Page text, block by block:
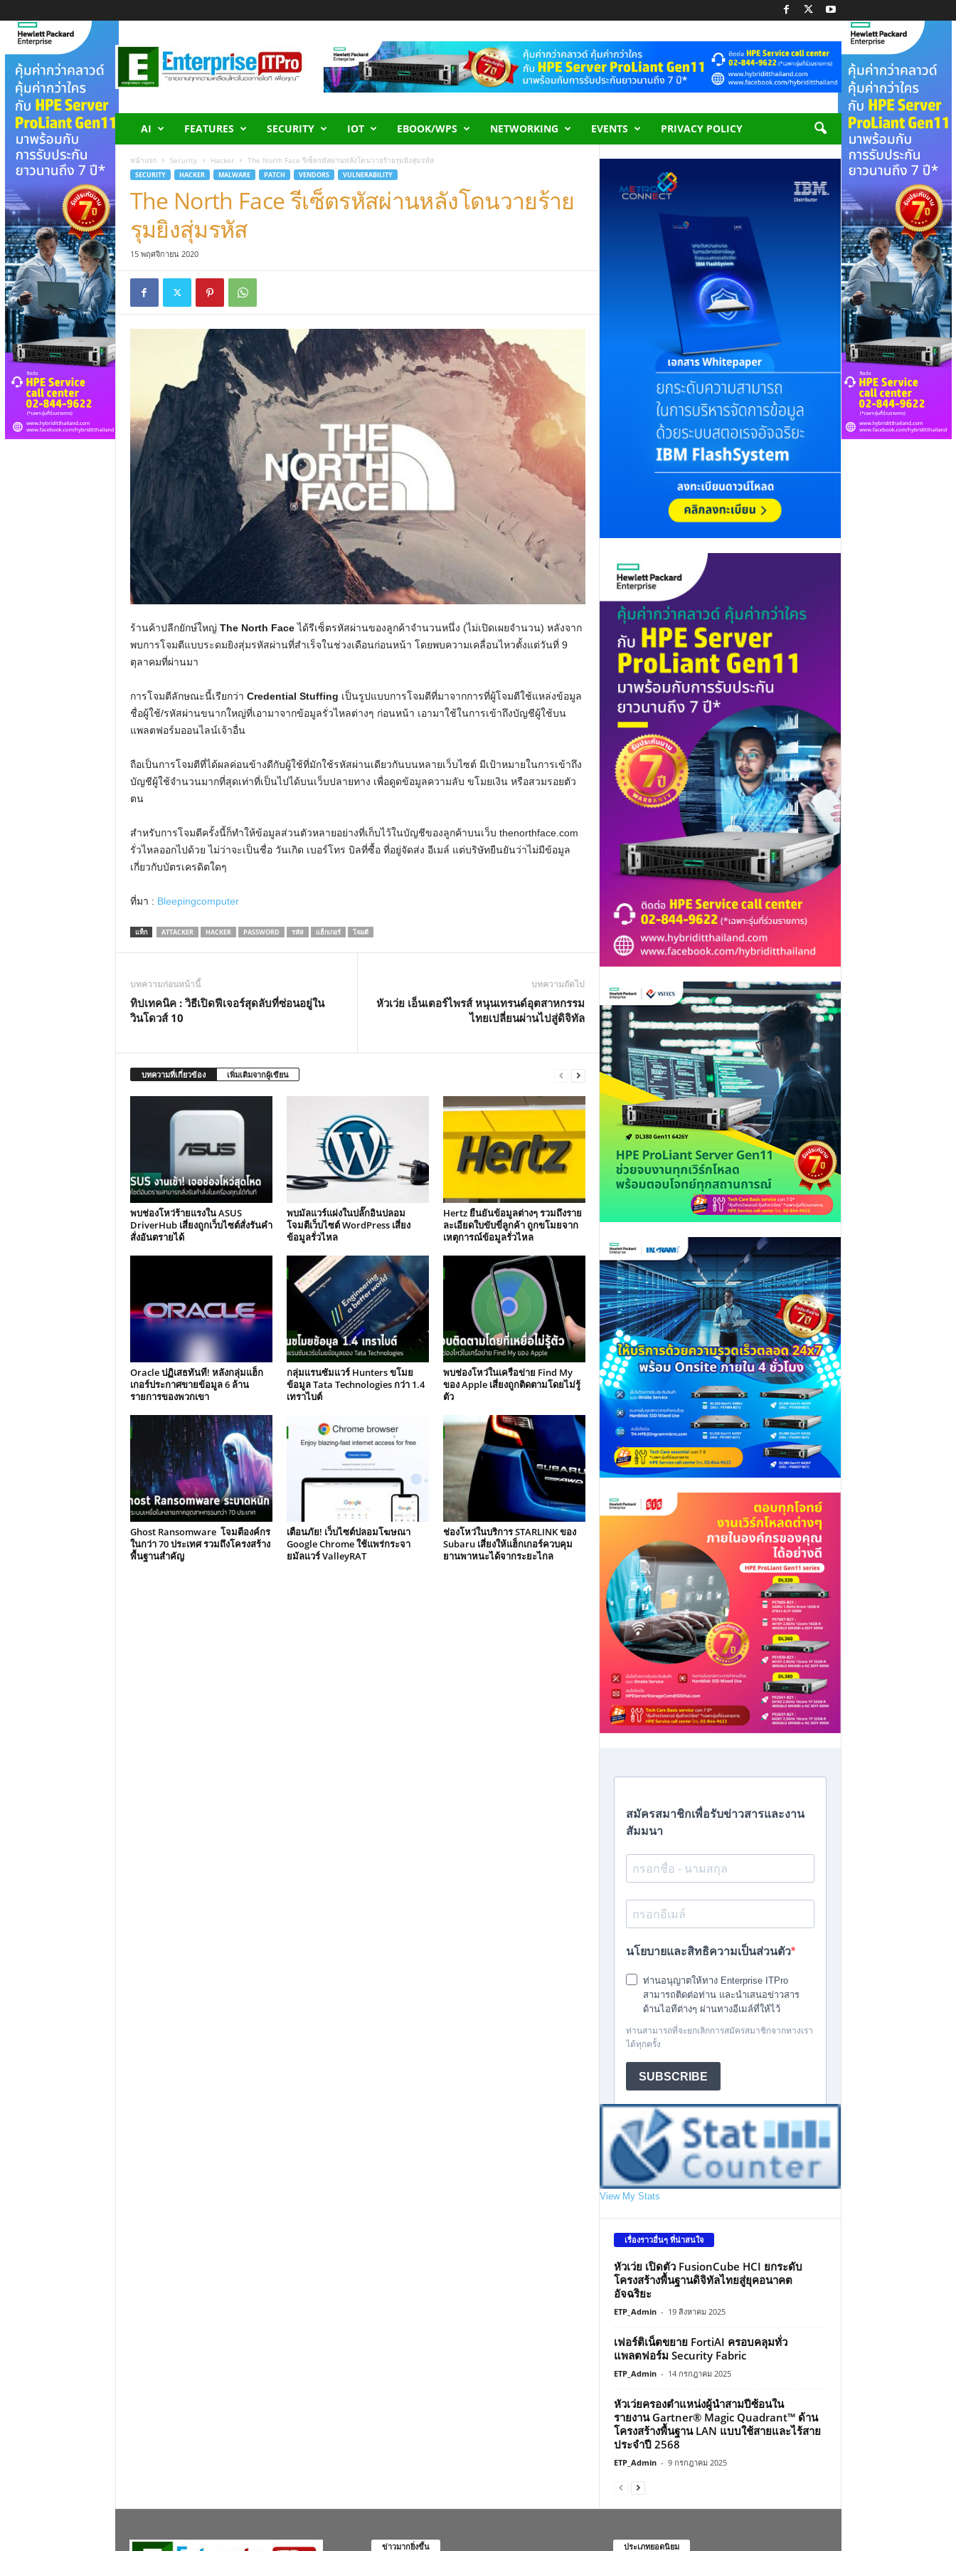
n
T
P
r
o
AI FEATURES SECURITY IOT EBOOK/WPS NETWORKING EVENTS PRIVACY POLICY
หน้าแรก Security Hacker The North Face รีเซ็ตรหัสผ่านหลังโดนวายร้ายรุมยิงสุ่มรหัส
SECURITY HACKER MALWARE PATCH VENDORS VULNERABILITY
The North Face รีเซ็ตรหัสผ่านหลังโดนวายร้าย
รุมยิงสุ่มรหัส
15 พฤศจิกายน 2020
ร้านค้าปลีกยักษ์ใหญ่ The North Faceได้รีเซ็ตรหัสผ่านของลูกค้าจำนวนหนึ่ง (ไม่เปิดเผยจำนวน) หลังจาก
พบการโจมตีแบบระดมยิงสุ่มรหัสผ่านที่สำเร็จในช่วงเดือนก่อนหน้า โดยพบความเคลื่อนไหวตั้งแต่วันที่ 9
ตุลาคมที่ผ่านมา
การโจมตีลักษณะนี้เรียกว่า Credential Stuffing เป็นรูปแบบการโจมตีที่มาจากการที่ผู้โจมตีใช้แหล่งข้อมูล
ชื่อผู้ใช้/รหัสผ่านขนากใหญ่ที่เอามาจากข้อมูลรั่วไหลต่างๆ ก่อนหน้า เอามาใช้ในการเข้าถึงบัญชีผู้ใช้บน
แพลตฟอร์มออนไลน์เจ้าอื่น
ถือเป็นการโจมตีที่ได้ผลค่อนข้างดีกับผู้ใช้ที่มักใช้รหัสผ่านเดียวกันบนหลายเว็บไซต์ มีเป้าหมายในการเข้าถึง
บัญชีผู้ใช้จำนวนมากที่สุดเท่าที่เป็นไปได้บนเว็บปลายทาง เพื่อดูดข้อมูลความลับ ขโมยเงิน หรือสวมรอยตัว
ตน
สำหรับการโจมตีครั้งนี้ก็ทำให้ข้อมูลส่วนตัวหลายอย่างที่เก็บไว้ในบัญชีของลูกค้าบนเว็บ thenorthface.com
รั่วไหลออกไปด้วย ไม่ว่าจะเป็นชื่อ วันเกิด เบอร์โทร บิลที่ซื้อ ที่อยู่จัดส่ง อีเมล์ แต่บริษัทยืนยันว่าไม่มีข้อมูล
เกี่ยวกับบัตรเครดิตใดๆ
ที่มา : Bleepingcomputer
แท็ก ATTACKER HACKER PASSWORD รหัส แฮ็กเกอร์ โจมตี
บทความก่อนหน้านี้
ทิปเทคนิค : วิธีเปิดฟีเจอร์สุดลับที่ซ่อนอยู่ใน
วินโดวส์ 10
บทความถัดไป
หัวเว่ย เอ็นเตอร์ไพรส์ หนุนเทรนด์อุตสาหกรรม
ไทยเปลี่ยนผ่านไปสู่ดิจิทัล
บทความที่เกี่ยวข้อง เพิ่มเติมจากผู้เขียน
พบช่องโหว่ร้ายแรงใน ASUS
DriverHub เสี่ยงถูกเว็บไซต์สั่งรันคำ
สั่งอันตรายได้
พบมัลแวร์แฝงในปลั๊กอินปลอม
โจมตีเว็บไซต์ WordPress เสี่ยง
ข้อมูลรั่วไหล
Hertz ยืนยันข้อมูลต่างๆ รวมถึงราย
ละเอียดใบขับขี่ลูกค้า ถูกขโมยจาก
เหตุการณ์ข้อมูลรั่วไหล
Oracle ปฏิเสธทันที! หลังกลุ่มแฮ็ก
เกอร์ประกาศขายข้อมูล 6 ล้าน
รายการของพวกเขา
กลุ่มแรนซัมแวร์ Hunters ขโมย
ข้อมูล Tata Technologies กว่า 1.4
เทราไบต์
พบช่องโหว่ในเครือข่าย Find My
ของ Apple เสี่ยงถูกติดตามโดยไม่รู้
ตัว
Ghost Ransomware โจมตีองค์กร
ในกว่า 70 ประเทศ รวมถึงโครงสร้าง
พื้นฐานสำคัญ
เตือนภัย! เว็บไซต์ปลอมโฆษณา
Google Chrome ใช้แพร่กระจา
ยมัลแวร์ ValleyRAT
ช่องโหว่ในบริการ STARLINK ของ
Subaru เสี่ยงให้แฮ็กเกอร์ควบคุม
ยานพาหนะได้จากระยะไกล
View My Stats
เรื่องราวอื่นๆ ที่น่าสนใจ
หัวเว่ย เปิดตัว FusionCube HCI ยกระดับ
โครงสร้างพื้นฐานดิจิทัลไทยสู่ยุคอนาคต
อัจฉริยะ
ETP_Admin - 19 สิงหาคม 2025
เฟอร์ติเน็ตขยาย FortiAI ครอบคลุมทั่ว
แพลตฟอร์ม Security Fabric
ETP_Admin - 14 กรกฎาคม 2025
หัวเว่ยครองตำแหน่งผู้นำสามปีซ้อนใน
รายงาน Gartner® Magic Quadrant™ ด้าน
โครงสร้างพื้นฐาน LAN แบบใช้สายและไร้สาย
ประจำปี 2568
ETP_Admin - 9 กรกฎาคม 2025
ข่าวมากยิ่งขึ้น ประเภทยอดนิยม